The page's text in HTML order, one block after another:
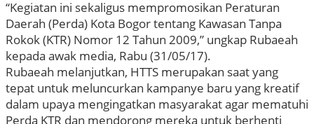
“Kegiatan ini sekaligus mempromosikan Peraturan
Daerah (Perda) Kota Bogor tentang Kawasan Tanpa
Rokok (KTR) Nomor 12 Tahun 2009,” ungkap Rubaeah
kepada awak media, Rabu (31/05/17).
Rubaeah melanjutkan, HTTS merupakan saat yang
tepat untuk meluncurkan kampanye baru yang kreatif
dalam upaya mengingatkan masyarakat agar mematuhi
Perda KTR dan mendorong mereka untuk berhenti